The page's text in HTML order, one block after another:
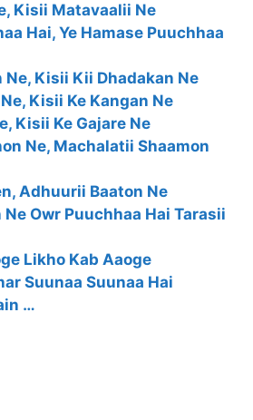
Kisii Matavaalii Ne
Hai, Ye Hamase Puuchhaa
Kisii Kii Dhadakan Ne
Kisii Ke Kangan Ne
Kisii Ke Gajare Ne
Ne, Machalatii Shaamon
Adhuurii Baaton Ne
Owr Puuchhaa Hai Tarasii
Likho Kab Aaoge
Suunaa Suunaa Hai
…